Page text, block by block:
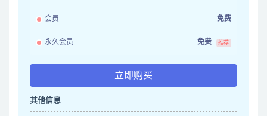
会员 免费
永久会员 免费 推荐
立即购买
其他信息